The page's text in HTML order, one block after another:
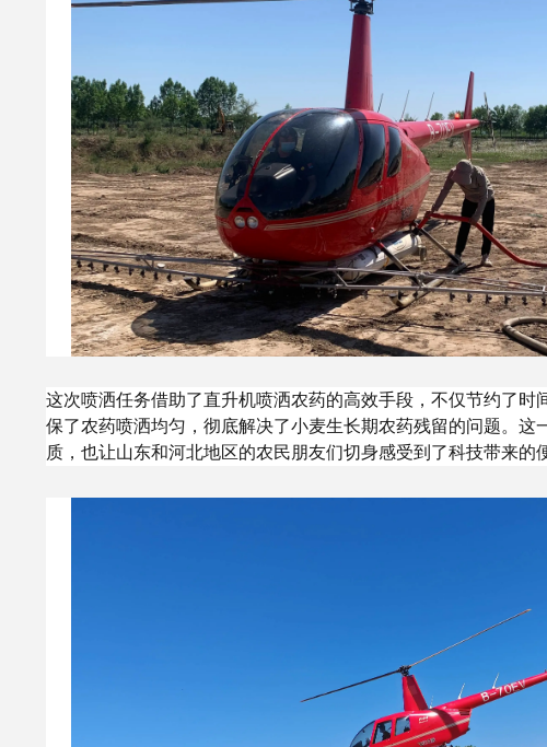
这次喷洒任务借助了直升机喷洒农药的高效手段，不仅节约了时
保了农药喷洒均匀，彻底解决了小麦生长期农药残留的问题。这
质，也让山东和河北地区的农民朋友们切身感受到了科技带来的